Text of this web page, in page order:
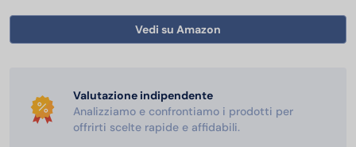
Vedi su Amazon
Valutazione indipendente
Analizziamo e confrontiamo i prodotti per
offrirti scelte rapide e affidabili.